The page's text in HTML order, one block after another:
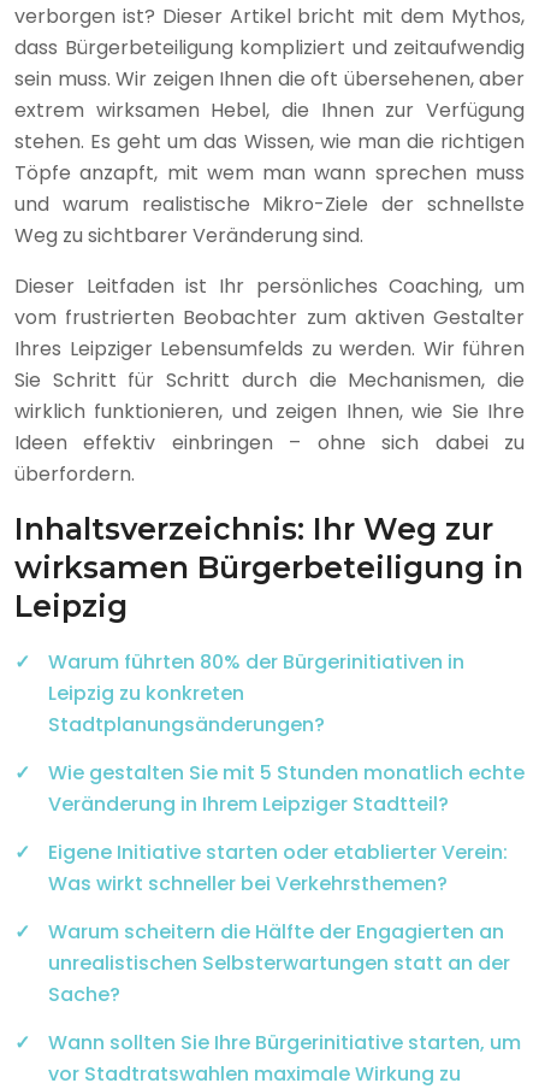
verborgen ist? Dieser Artikel bricht mit dem Mythos,
dass Bürgerbeteiligung kompliziert und zeitaufwendig
sein muss. Wir zeigen Ihnen die oft übersehenen, aber
extrem wirksamen Hebel, die Ihnen zur Verfügung
stehen. Es geht um das Wissen, wie man die richtigen
Töpfe anzapft, mit wem man wann sprechen muss
und warum realistische Mikro-Ziele der schnellste
Weg zu sichtbarer Veränderung sind.
Dieser Leitfaden ist Ihr persönliches Coaching, um
vom frustrierten Beobachter zum aktiven Gestalter
Ihres Leipziger Lebensumfelds zu werden. Wir führen
Sie Schritt für Schritt durch die Mechanismen, die
wirklich funktionieren, und zeigen Ihnen, wie Sie Ihre
Ideen effektiv einbringen – ohne sich dabei zu
überfordern.
Inhaltsverzeichnis: Ihr Weg zur
wirksamen Bürgerbeteiligung in
Leipzig
Warum führten 80% der Bürgerinitiativen in
Leipzig zu konkreten
Stadtplanungsänderungen?
Wie gestalten Sie mit 5 Stunden monatlich echte
Veränderung in Ihrem Leipziger Stadtteil?
Eigene Initiative starten oder etablierter Verein:
Was wirkt schneller bei Verkehrsthemen?
Warum scheitern die Hälfte der Engagierten an
unrealistischen Selbsterwartungen statt an der
Sache?
Wann sollten Sie Ihre Bürgerinitiative starten, um
vor Stadtratswahlen maximale Wirkung zu